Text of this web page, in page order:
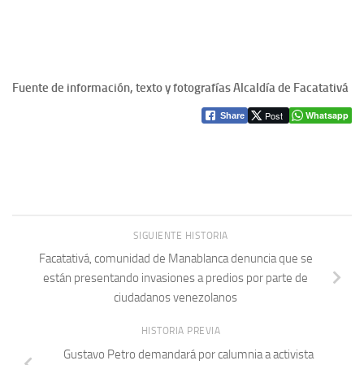
Fuente de información, texto y fotografías Alcaldía de Facatativá
Share Post Whatsapp
SIGUIENTE HISTORIA
Facatativá, comunidad de Manablanca denuncia que se
están presentando invasiones a predios por parte de
ciudadanos venezolanos
HISTORIA PREVIA
Gustavo Petro demandará por calumnia a activista